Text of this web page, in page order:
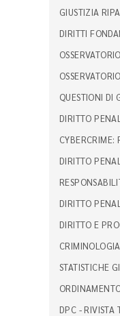
GIUSTIZIA
DIRITTI
QUESTIONI DI
DIRITTO
CYBERCRIME:
DIRITTO
DIRITTO
DIRITTO E
CRIMINOLOGIA
STATISTICHE
DPC - RIVISTA